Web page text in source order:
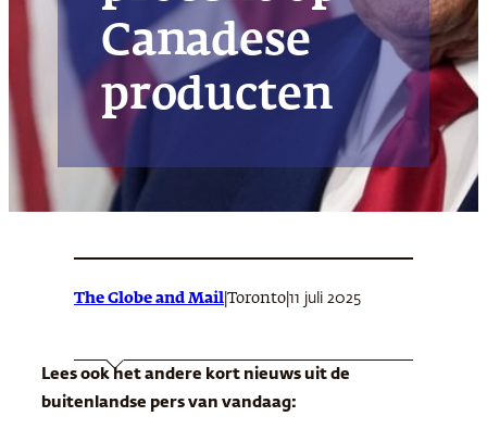
Canadese
producten
The Globe and Mail Toronto 11 juli 2025
Lees ook het andere kort nieuws uit de
buitenlandse pers van vandaag: